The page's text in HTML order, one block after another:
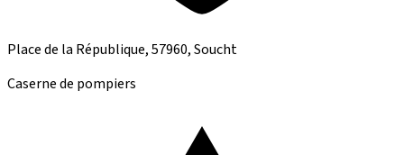
Place de la République, 57960, Soucht
Caserne de pompiers